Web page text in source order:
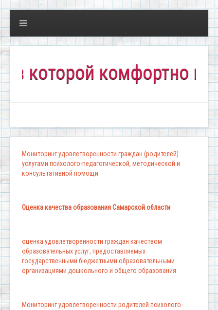
комфортно всем!"
Мониторинг удовлетворенности граждан (родителей)
услугами психолого-педагогической, методической и
консультативной помощи
Оценка качества образования Самарской области
оценка удовлетворенности граждан качеством
образовательных услуг, предоставляемых
государственными бюджетными образовательными
организациями дошкольного и общего образования
Мониторинг удовлетворенности родителей психолого-